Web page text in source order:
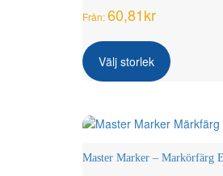
Från:60,81kr
Välj storlek
här
produkten
varianter.
olika
Master Marker – Markörfärg